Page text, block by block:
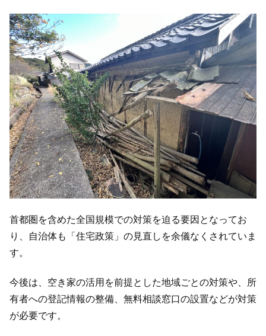
首都圏を含めた全国規模での対策を迫る要因となってお
り、自治体も「住宅政策」の見直しを余儀なくされていま
す。
今後は、空き家の活用を前提とした地域ごとの対策や、所
有者への登記情報の整備、無料相談窓口の設置などが対策
が必要です。